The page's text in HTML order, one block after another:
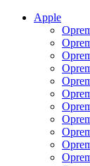
Apple